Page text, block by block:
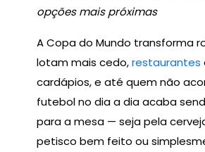
opções mais próximas
A Copa do Mundo transforma
lotam mais cedo,restaurantes
cardápios, e até quem não
futebol no dia a dia acaba
para a mesa — seja pela
petisco bem feito ou